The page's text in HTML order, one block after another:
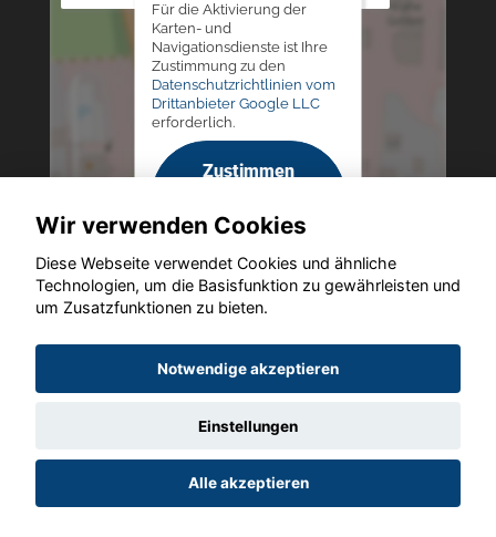
Für die Aktivierung der
Karten- und
Navigationsdienste ist Ihre
Zustimmung zu den
Datenschutzrichtlinien vom
Drittanbieter Google LLC
erforderlich.
Zustimmen
aktivieren
Copyright © 2026. Autohaus Westphal
Datenschutz Impressum AGB
Wir verwenden Cookies
Diese Webseite verwendet Cookies und ähnliche
Technologien, um die Basisfunktion zu gewährleisten und
um Zusatzfunktionen zu bieten.
Notwendige akzeptieren
Einstellungen
Alle akzeptieren